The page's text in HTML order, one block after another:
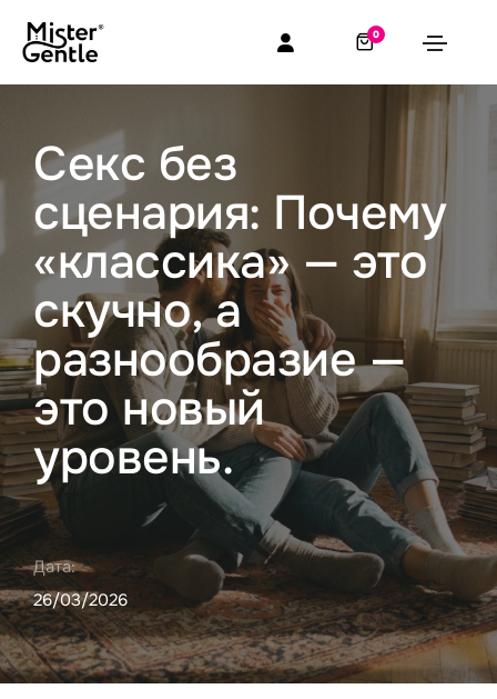
0
Секс без
сценария: Почему
«классика» — это
скучно, а
разнообразие —
это новый
уровень.
Дата:
26/03/2026